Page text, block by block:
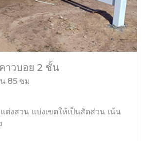
าวบอย 2 ชั้น
85 ซม
ต่งสวน แบ่งเขตให้เป็นสัดส่วน เน้น